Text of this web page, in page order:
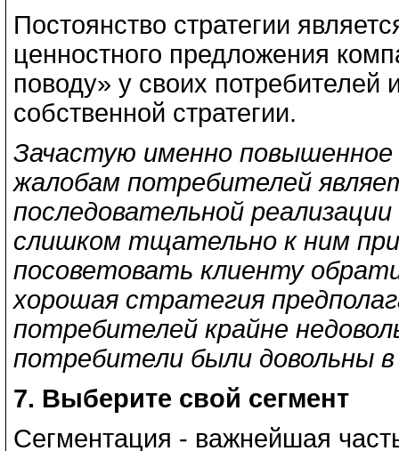
Постоянство стратегии
ценностного предложения
поводу» у своих
собственной стратегии.
Зачастую именно повышенное
жалобам потребителей
последовательной
слишком тщательно к ним
посоветовать клиенту
хорошая стратегия
потребителей крайне
потребители были довольны
7. Выберите свой сегмент
Сегментация - важнейшая